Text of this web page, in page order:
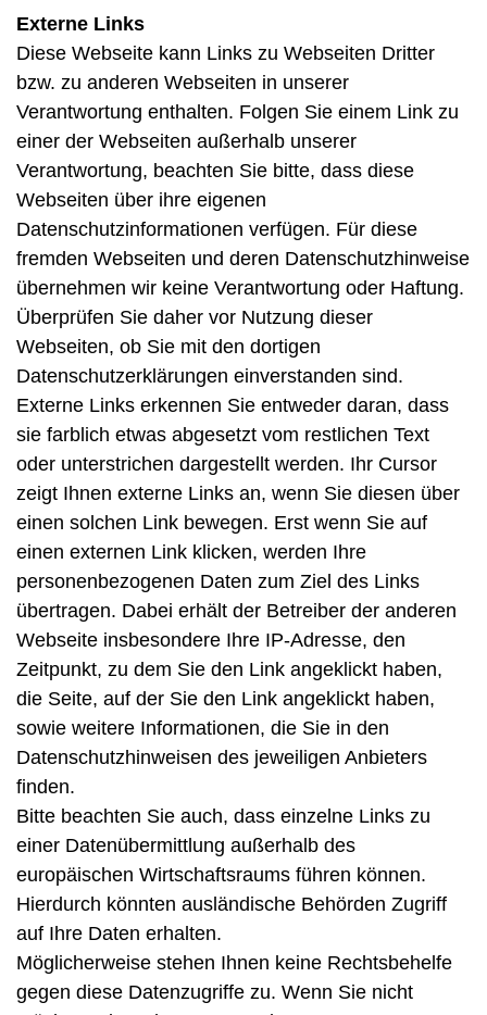
Externe Links
Diese Webseite kann Links zu Webseiten Dritter
bzw. zu anderen Webseiten in unserer
Verantwortung enthalten. Folgen Sie einem Link zu
einer der Webseiten außerhalb unserer
Verantwortung, beachten Sie bitte, dass diese
Webseiten über ihre eigenen
Datenschutzinformationen verfügen. Für diese
fremden Webseiten und deren Datenschutzhinweise
übernehmen wir keine Verantwortung oder Haftung.
Überprüfen Sie daher vor Nutzung dieser
Webseiten, ob Sie mit den dortigen
Datenschutzerklärungen einverstanden sind.
Externe Links erkennen Sie entweder daran, dass
sie farblich etwas abgesetzt vom restlichen Text
oder unterstrichen dargestellt werden. Ihr Cursor
zeigt Ihnen externe Links an, wenn Sie diesen über
einen solchen Link bewegen. Erst wenn Sie auf
einen externen Link klicken, werden Ihre
personenbezogenen Daten zum Ziel des Links
übertragen. Dabei erhält der Betreiber der anderen
Webseite insbesondere Ihre IP-Adresse, den
Zeitpunkt, zu dem Sie den Link angeklickt haben,
die Seite, auf der Sie den Link angeklickt haben,
sowie weitere Informationen, die Sie in den
Datenschutzhinweisen des jeweiligen Anbieters
finden.
Bitte beachten Sie auch, dass einzelne Links zu
einer Datenübermittlung außerhalb des
europäischen Wirtschaftsraums führen können.
Hierdurch könnten ausländische Behörden Zugriff
auf Ihre Daten erhalten.
Möglicherweise stehen Ihnen keine Rechtsbehelfe
gegen diese Datenzugriffe zu. Wenn Sie nicht